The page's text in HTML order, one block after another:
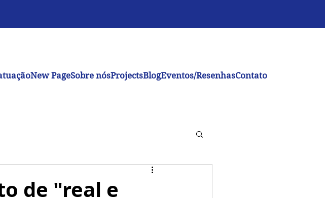
New PageSobre nósProjectsBlogEventos/ResenhasContato
de "real e